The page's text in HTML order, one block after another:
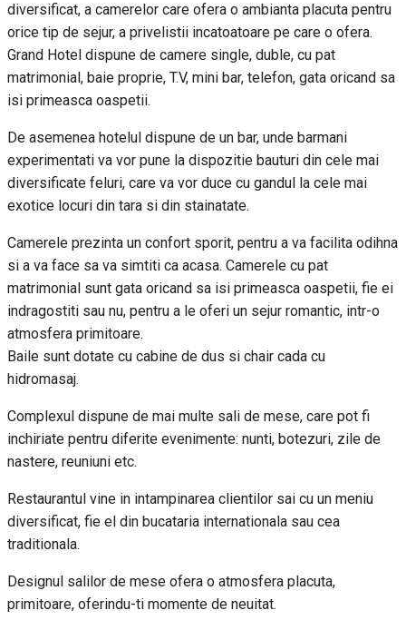
diversificat, a camerelor care ofera o ambianta placuta pentru
orice tip de sejur, a privelistii incatoatoare pe care o ofera.
Grand Hotel dispune de camere single, duble, cu pat
matrimonial, baie proprie, T.V, mini bar, telefon, gata oricand sa
isi primeasca oaspetii.
De asemenea hotelul dispune de un bar, unde barmani
experimentati va vor pune la dispozitie bauturi din cele mai
diversificate feluri, care va vor duce cu gandul la cele mai
exotice locuri din tara si din stainatate.
Camerele prezinta un confort sporit, pentru a va facilita odihna
si a va face sa va simtiti ca acasa. Camerele cu pat
matrimonial sunt gata oricand sa isi primeasca oaspetii, fie ei
indragostiti sau nu, pentru a le oferi un sejur romantic, intr-o
atmosfera primitoare.
Baile sunt dotate cu cabine de dus si chair cada cu
hidromasaj.
Complexul dispune de mai multe sali de mese, care pot fi
inchiriate pentru diferite evenimente: nunti, botezuri, zile de
nastere, reuniuni etc.
Restaurantul vine in intampinarea clientilor sai cu un meniu
diversificat, fie el din bucataria internationala sau cea
traditionala.
Designul salilor de mese ofera o atmosfera placuta,
primitoare, oferindu-ti momente de neuitat.